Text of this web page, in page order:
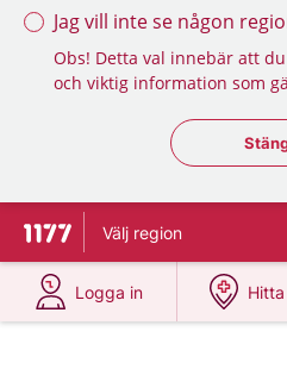
Jag vill inte se någon
Obs! Detta val innebär att
och viktig information som
Till startsidan för 1177
Välj region
Logga in
på 1177.se
på